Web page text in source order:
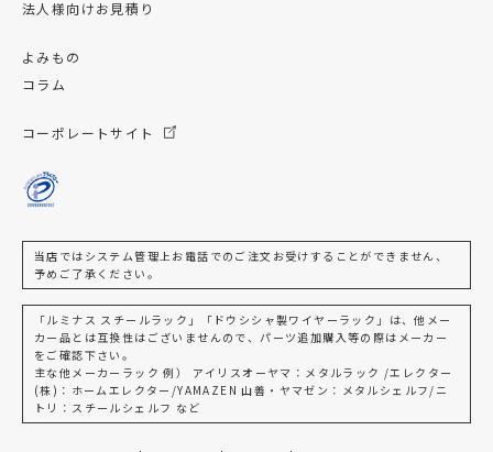
法人様向けお見積り
よみもの
コラム
コーポレートサイト
当店ではシステム管理上お電話でのご注文お受けすることができません、
予めご了承ください。
「ルミナス スチールラック」「ドウシシャ製ワイヤーラック」は、他メー
カー品とは互換性はございませんので、パーツ追加購入等の際はメーカー
をご確認下さい。
主な他メーカーラック 例） アイリスオーヤマ：メタルラック /エレクター
(株)：ホームエレクター/YAMAZEN 山善・ヤマゼン：メタルシェルフ/ニ
トリ：スチールシェルフ など